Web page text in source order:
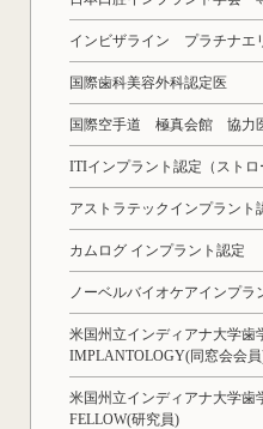
インビザライン プラチナエ
国際歯科美容外科認定医
国際空手道 極真会館 協力
ITIインプラント認定（ストロ
アストラテックインプラント
カムログ インプラント認定
ノーベルバイオケアインプラ
米国州立インディアナ大学歯
IMPLANTOLOGY(同窓会会
米国州立インディアナ大学歯
FELLOW(研究員)